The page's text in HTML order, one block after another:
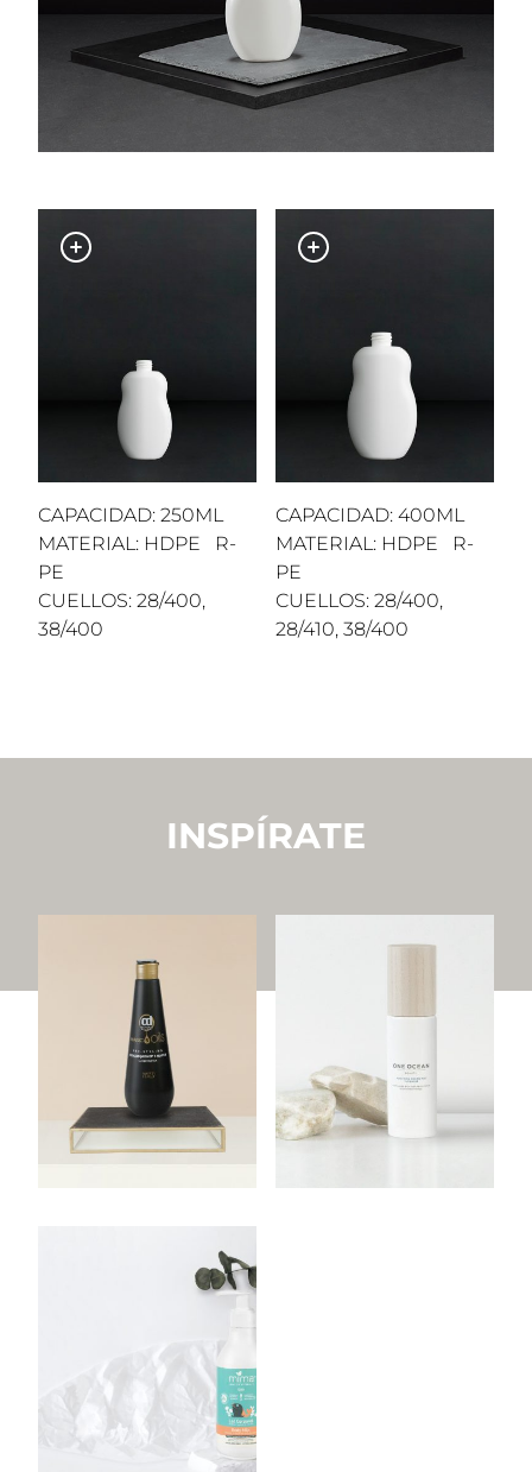
CAPACIDAD: 250ML
MATERIAL: HDPE R-
PE
CUELLOS: 28/400,
38/400
CAPACIDAD: 400ML
MATERIAL: HDPE R-
PE
CUELLOS: 28/400,
28/410, 38/400
INSPÍRATE